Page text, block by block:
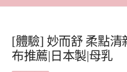
[體驗] 妙而舒 柔點清
布推薦|日本製|母乳